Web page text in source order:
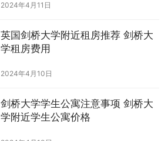
2024年4月11日
英国剑桥大学附近租房推荐 剑桥大
学租房费用
2024年4月10日
剑桥大学学生公寓注意事项 剑桥大
学附近学生公寓价格